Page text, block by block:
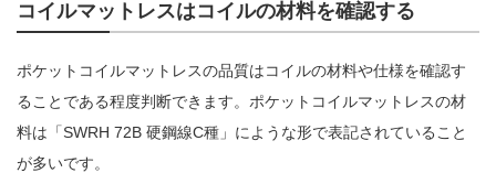
コイルマットレスはコイルの材料を確認する
ポケットコイルマットレスの品質はコイルの材料や仕様を確認す
ることである程度判断できます。ポケットコイルマットレスの材
料は「SWRH 72B 硬鋼線C種」にような形で表記されていること
が多いです。